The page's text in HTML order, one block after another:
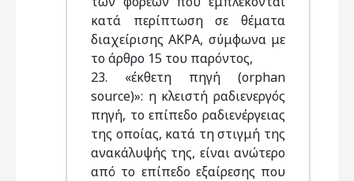
κατά περίπτωση σε θέματα
διαχείρισης ΑΚΡΑ, σύμφωνα με
το άρθρο 15 του παρόντος,
23. «έκθετη πηγή (orphan
source)»: η κλειστή ραδιενεργός
πηγή, το επίπεδο ραδιενέργειας
της οποίας, κατά τη στιγμή της
ανακάλυψής της, είναι ανώτερο
από το επίπεδο εξαίρεσης που